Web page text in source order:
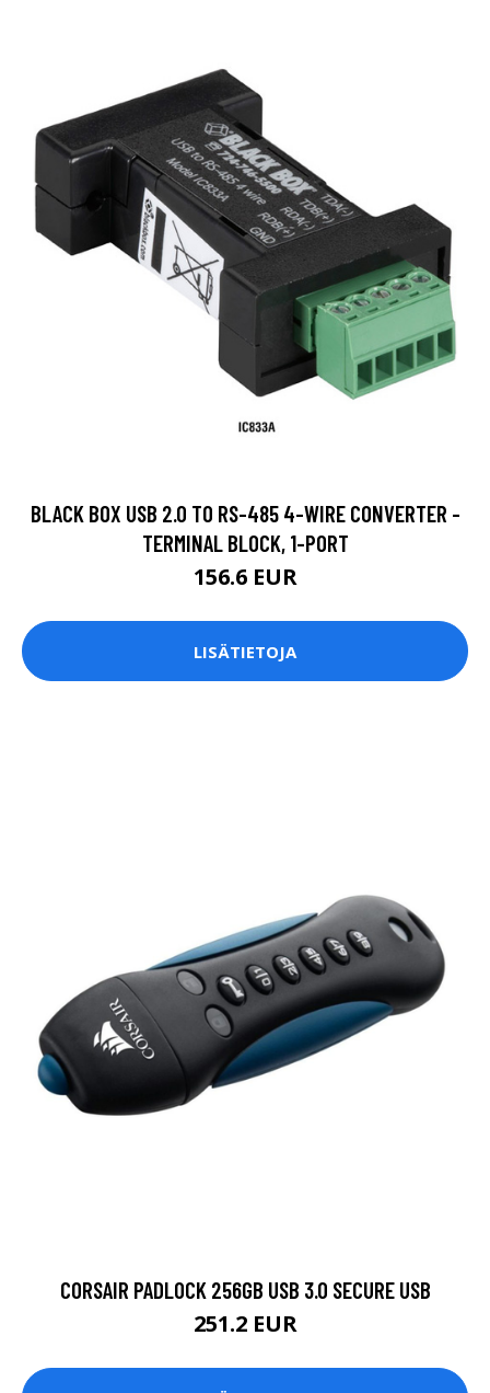
BLACK BOX USB 2.0 TO RS-485 4-WIRE CONVERTER -
TERMINAL BLOCK, 1-PORT
156.6 EUR
LISÄTIETOJA
CORSAIR PADLOCK 256GB USB 3.0 SECURE USB
251.2 EUR